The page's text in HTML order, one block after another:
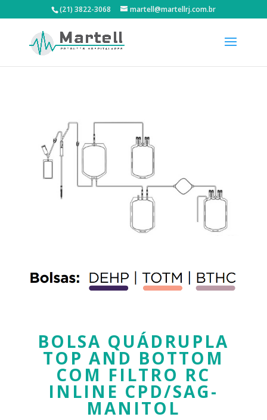
(21) 3822-3068 martell@martellrj.com.br
BOLSA QUÁDRUPLA
TOP AND BOTTOM
COM FILTRO RC
INLINE CPD/SAG-
MANITOL